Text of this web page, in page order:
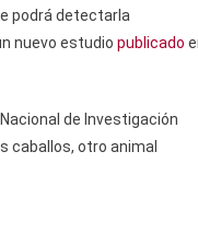
podrá detectarla
nuevo estudio publicado
de Investigación
caballos, otro animal